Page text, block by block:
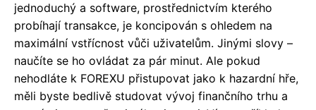
jednoduchý a software, prostřednictvím kterého
probíhají transakce, je koncipován s ohledem na
maximální vstřícnost vůči uživatelům. Jinými slovy –
naučíte se ho ovládat za pár minut. Ale pokud
nehodláte k FOREXU přistupovat jako k hazardní hře,
měli byste bedlivě studovat vývoj finančního trhu a